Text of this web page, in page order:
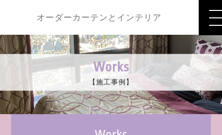
オーダーカーテンとインテリア
Works
【施工事例】